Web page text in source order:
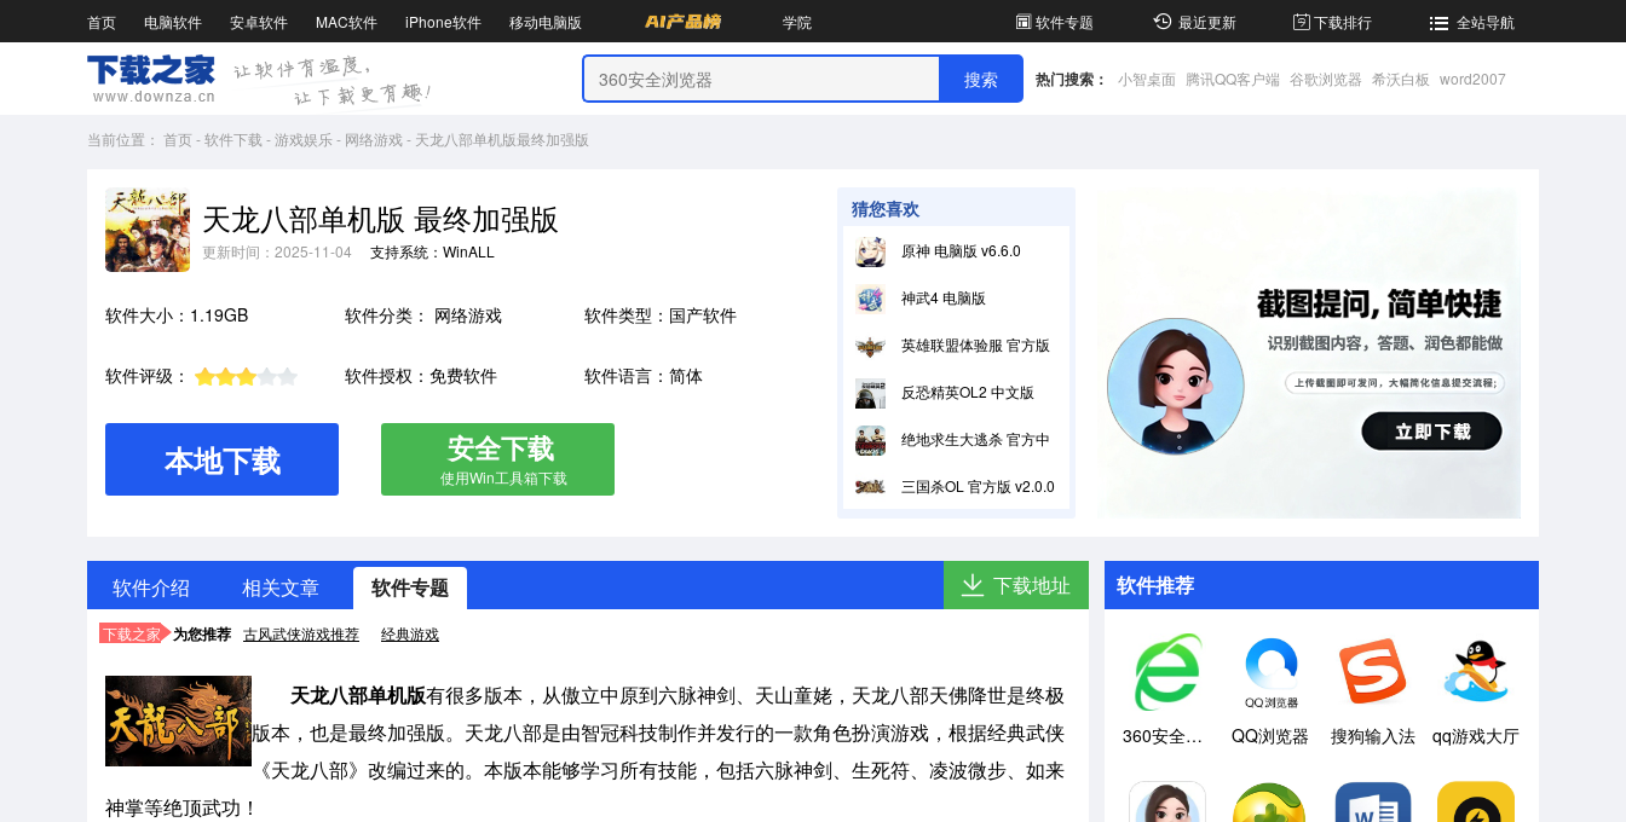
首页 电脑软件 安卓软件 MAC软件 iPhone软件 移动电脑版 学院 软件专题 最近更新 下载排行 全站导航
热门搜索： 小智桌面 腾讯QQ客户端 谷歌浏览器 希沃白板 word2007
当前位置： 首页-软件下载 -游戏娱乐- 网络游戏- 天龙八部单机版最终加强版
天龙八部单机版 最终加强版
更新时间：2025-11-04 支持系统：WinALL
软件大小：1.19GB 软件分类： 网络游戏 软件类型：国产软件
软件评级： 软件授权：免费软件 软件语言：简体
本地下载 安全下载
使用Win工具箱下载
猜您喜欢
原神 电脑版 v6.6.0
神武4 电脑版
英雄联盟体验服 官方版25.21
反恐精英OL2 中文版
绝地求生大逃杀 官方中文版 v15.1.6
三国杀OL 官方版 v2.0.0.0
软件介绍 相关文章 软件专题 下载地址
下载之家 为您推荐 古风武侠游戏推荐 经典游戏
天龙八部单机版有很多版本，从傲立中原到六脉神剑、天山童姥，天龙八部天佛降世是终极
版本，也是最终加强版。天龙八部是由智冠科技制作并发行的一款角色扮演游戏，根据经典武侠
《天龙八部》改编过来的。本版本能够学习所有技能，包括六脉神剑、生死符、凌波微步、如来
神掌等绝顶武功！
软件推荐
360安全浏览器 QQ浏览器 搜狗输入法 qq游戏大厅